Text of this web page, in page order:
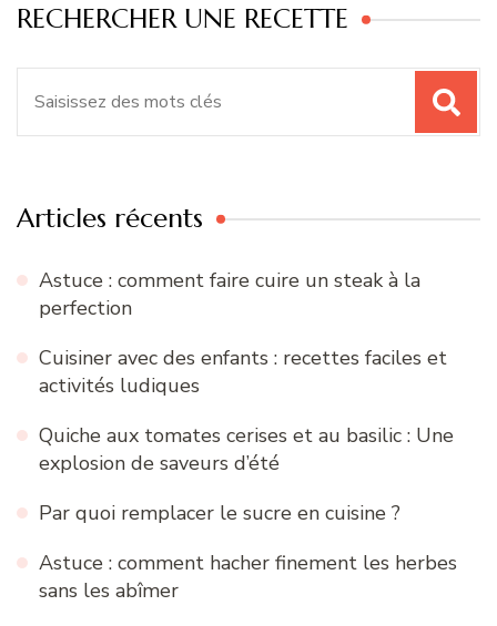
RECHERCHER UNE RECETTE
Articles récents
Astuce : comment faire cuire un steak à la
perfection
Cuisiner avec des enfants : recettes faciles et
activités ludiques
Quiche aux tomates cerises et au basilic : Une
explosion de saveurs d’été
Par quoi remplacer le sucre en cuisine ?
Astuce : comment hacher finement les herbes
sans les abîmer